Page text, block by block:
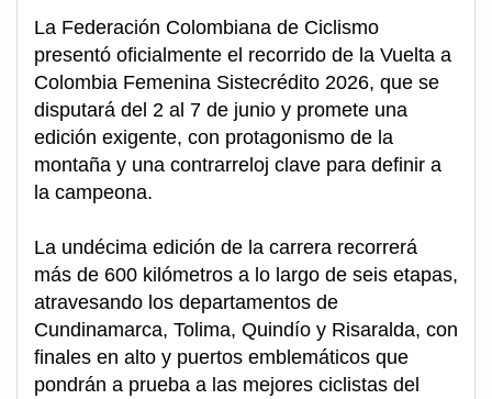
La Federación Colombiana de Ciclismo
presentó oficialmente el recorrido de la Vuelta a
Colombia Femenina Sistecrédito 2026, que se
disputará del 2 al 7 de junio y promete una
edición exigente, con protagonismo de la
montaña y una contrarreloj clave para definir a
la campeona.
La undécima edición de la carrera recorrerá
más de 600 kilómetros a lo largo de seis etapas,
atravesando los departamentos de
Cundinamarca, Tolima, Quindío y Risaralda, con
finales en alto y puertos emblemáticos que
pondrán a prueba a las mejores ciclistas del